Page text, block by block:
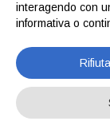
L'azienda
Ordine Verrà
interagendo con
informativa o
Rifiuta